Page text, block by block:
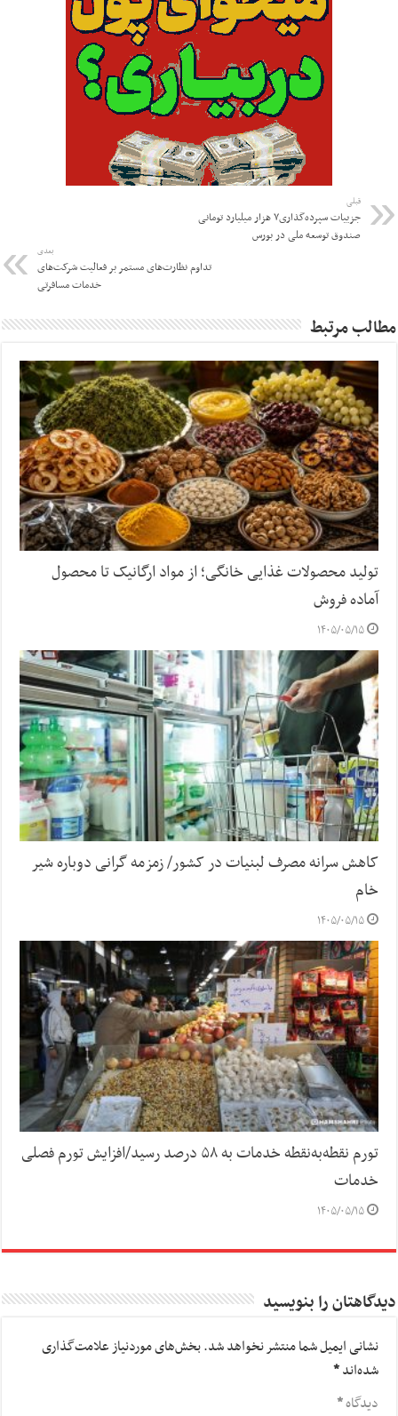
قبلی
جزییات سپرده‌گذاری۷ هزار میلیارد تومانی
صندوق توسعه ملی در بورس
بعدی
تداوم نظارت‌های مستمر بر فعالیت شرکت‌های
خدمات مسافرتی
مطالب مرتبط
تولید محصولات غذایی خانگی؛ از مواد ارگانیک تا محصول
آماده فروش
۱۴۰۵/۰۵/۱۵
کاهش سرانه مصرف لبنیات در کشور/ زمزمه گرانی دوباره شیر
خام
۱۴۰۵/۰۵/۱۵
تورم نقطه‌به‌نقطه خدمات به ۵۸ درصد رسید/افزایش تورم فصلی
خدمات
۱۴۰۵/۰۵/۱۵
دیدگاهتان را بنویسید
نشانی ایمیل شما منتشر نخواهد شد.بخش‌های موردنیاز علامت‌گذاری
شده‌اند*
دیدگاه*